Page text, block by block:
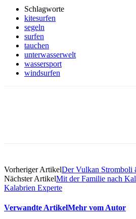
Schlagworte
kitesurfen
segeln
surfen
tauchen
unterwasserwelt
wassersport
windsurfen
Vorheriger ArtikelDer Vulkan Stromboli
Nächster ArtikelMit der Familie nach
Kalabrien Experte
Verwandte ArtikelMehr vom Autor